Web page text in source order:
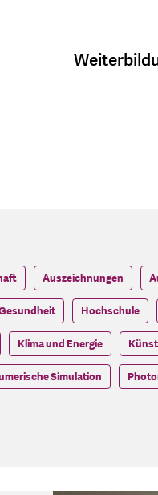
Auszeichnungen
Hochschule
Klima und Energie
Simulation